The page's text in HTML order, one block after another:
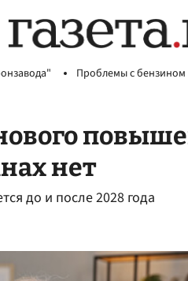
Проблемы с бензином
нет
до и после 2028 года